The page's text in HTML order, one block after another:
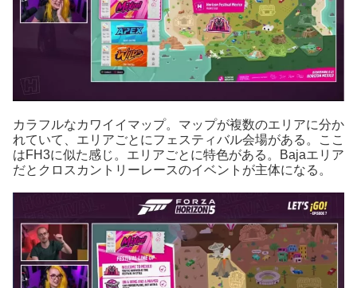
カラフルなカワイイマップ。マップが複数のエリアに分か
れていて、エリアごとにフェスティバル会場がある。ここ
はFH3に似た感じ。エリアごとに特色がある。Bajaエリア
だとクロスカントリーレースのイベントが主体になる。